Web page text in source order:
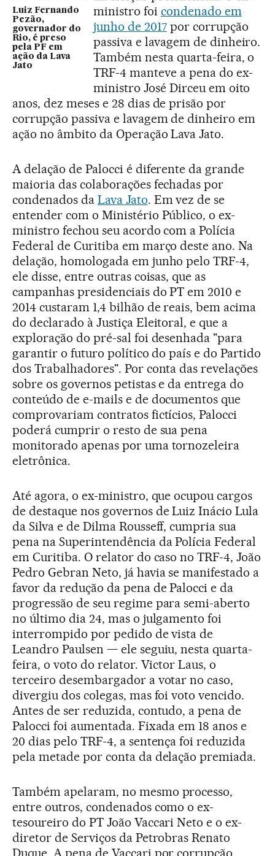
Luiz Fernando
Pezão,
governador do
Rio, é preso
pela PF em
ação da Lava
Jato
ministro foi condenado em
junho de 2017por corrupção
passiva e lavagem de dinheiro.
Também nesta quarta-feira, o
TRF-4 manteve a pena do ex-
ministro José Dirceu em oito
anos, dez meses e 28 dias de prisão por
corrupção passiva e lavagem de dinheiro em
ação no âmbito da Operação Lava Jato.
A delação de Palocci é diferente da grande
maioria das colaborações fechadas por
condenados da Lava Jato. Em vez de se
entender com o Ministério Público, o ex-
ministro fechou seu acordo com a Polícia
Federal de Curitiba em março deste ano. Na
delação, homologada em junho pelo TRF-4,
ele disse, entre outras coisas, que as
campanhas presidenciais do PT em 2010 e
2014 custaram 1,4 bilhão de reais, bem acima
do declarado à Justiça Eleitoral, e que a
exploração do pré-sal foi desenhada "para
garantir o futuro político do país e do Partido
dos Trabalhadores". Por conta das revelações
sobre os governos petistas e da entrega do
conteúdo de e-mails e de documentos que
comprovariam contratos fictícios, Palocci
poderá cumprir o resto de sua pena
monitorado apenas por uma tornozeleira
eletrônica.
Até agora, o ex-ministro, que ocupou cargos
de destaque nos governos de Luiz Inácio Lula
da Silva e de Dilma Rousseff, cumpria sua
pena na Superintendência da Polícia Federal
em Curitiba. O relator do caso no TRF-4, João
Pedro Gebran Neto, já havia se manifestado a
favor da redução da pena de Palocci e da
progressão de seu regime para semi-aberto
no último dia 24, mas o julgamento foi
interrompido por pedido de vista de
Leandro Paulsen — ele seguiu, nesta quarta-
feira, o voto do relator. Victor Laus, o
terceiro desembargador a votar no caso,
divergiu dos colegas, mas foi voto vencido.
Antes de ser reduzida, contudo, a pena de
Palocci foi aumentada. Fixada em 18 anos e
20 dias pelo TRF-4, a sentença foi reduzida
pela metade por conta da delação premiada.
Também apelaram, no mesmo processo,
entre outros, condenados como o ex-
tesoureiro do PT João Vaccari Neto e o ex-
diretor de Serviços da Petrobras Renato
Duque. A pena de Vaccari por corrupção